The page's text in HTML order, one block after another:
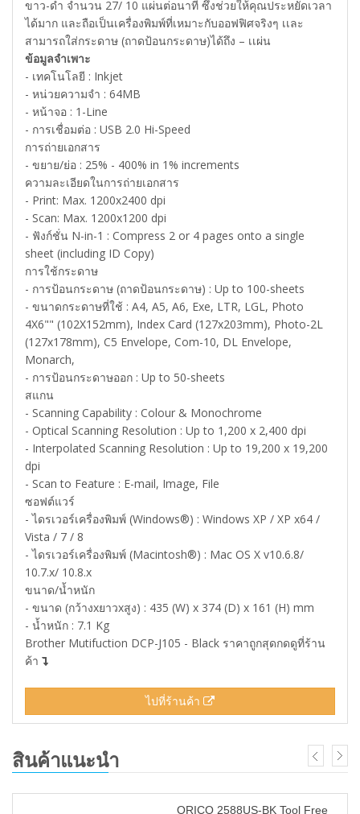
ขาว-ดำ จำนวน 27/ 10 แผ่นต่อนาที ซึ่งช่วยให้คุณประหยัดเวลา
ได้มาก และถือเป็นเครื่องพิมพ์ที่เหมาะกับออฟฟิศจริงๆ เเละ
สามารถใส่กระดาษ (ถาดป้อนกระดาษ)ได้ถึง – เเผ่น
ข้อมูลจำเพาะ
- เทคโนโลยี : Inkjet
- หน่วยความจำ : 64MB
- หน้าจอ : 1-Line
- การเชื่อมต่อ : USB 2.0 Hi-Speed
การถ่ายเอกสาร
- ขยาย/ย่อ : 25% - 400% in 1% increments
ความละเอียดในการถ่ายเอกสาร
- Print: Max. 1200x2400 dpi
- Scan: Max. 1200x1200 dpi
- ฟังก์ชั่น N-in-1 : Compress 2 or 4 pages onto a single
sheet (including ID Copy)
การใช้กระดาษ
- การป้อนกระดาษ (ถาดป้อนกระดาษ) : Up to 100-sheets
- ขนาดกระดาษที่ใช้ : A4, A5, A6, Exe, LTR, LGL, Photo
4X6"" (102X152mm), Index Card (127x203mm), Photo-2L
(127x178mm), C5 Envelope, Com-10, DL Envelope,
Monarch,
- การป้อนกระดาษออก : Up to 50-sheets
สแกน
- Scanning Capability : Colour & Monochrome
- Optical Scanning Resolution : Up to 1,200 x 2,400 dpi
- Interpolated Scanning Resolution : Up to 19,200 x 19,200
dpi
- Scan to Feature : E-mail, Image, File
ซอฟต์แวร์
- ไดรเวอร์เครื่องพิมพ์ (Windows®) : Windows XP / XP x64 /
Vista / 7 / 8
- ไดรเวอร์เครื่องพิมพ์ (Macintosh®) : Mac OS X v10.6.8/
10.7.x/ 10.8.x
ขนาด/น้ำหนัก
- ขนาด (กว้างxยาวxสูง) : 435 (W) x 374 (D) x 161 (H) mm
- น้ำหนัก : 7.1 Kg
Brother Mutifuction DCP-J105 - Black ราคาถูกสุดกดดูที่ร้าน
ค้า
ไปที่ร้านค้า
สินค้าแนะนำ
ORICO 2588US-BK Tool Free